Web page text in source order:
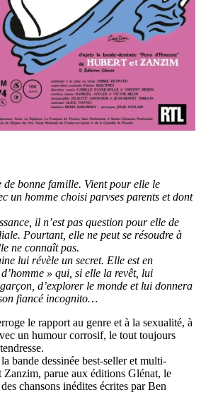
de bonne famille. Vient pour elle le
un homme choisi parvses parents et dont
il n’est pas question pour elle de
Pourtant, elle ne peut se résoudre à
ne connaît pas.
lui révèle un secret. Elle est en
» qui, si elle la revêt, lui
d’explorer le monde et lui donnera
fiancé incognito…
le rapport au genre et à la sexualité, à
un humour corrosif, le tout toujours
bande dessinée best-seller et multi-
Zanzim, parue aux éditions Glénat, le
chansons inédites écrites par Ben